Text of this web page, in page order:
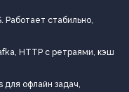
Работает стабильно,
HTTP с ретраями, кэш
офлайн задач,